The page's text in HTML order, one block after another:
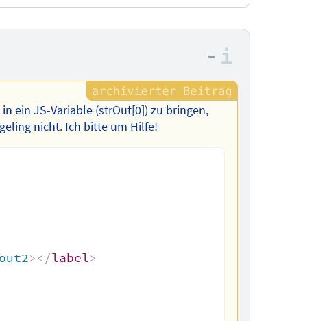
–
ein JS-Variable (strOut[0]) zu bringen,
nicht. Ich bitte um Hilfe!
></label>